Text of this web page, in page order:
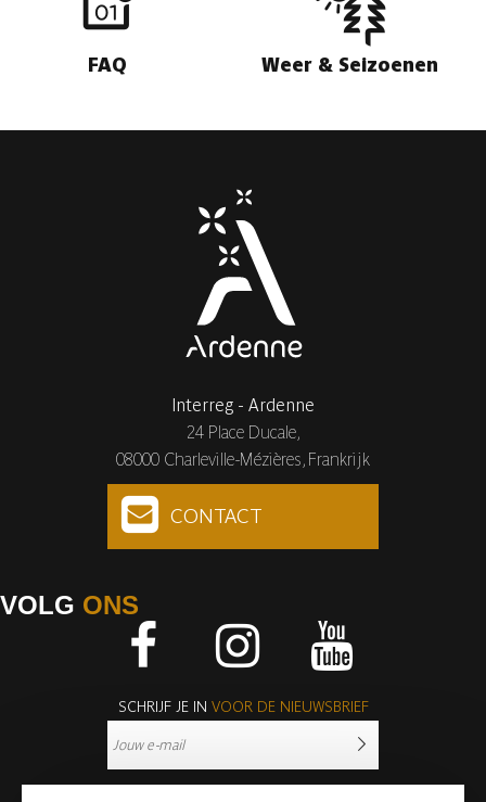
FAQ Weer & Seizoenen
Interreg - Ardenne
24 Place Ducale,
08000 Charleville-Mézières, Frankrijk
CONTACT
VOLG ONS
SCHRIJF JE IN VOOR DE NIEUWSBRIEF